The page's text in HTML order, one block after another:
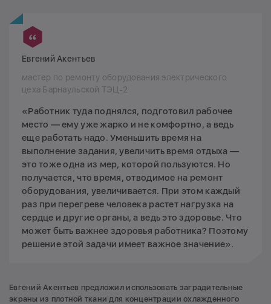
Евгений Акентьев
мастер по ремонту оборудования электрического
цеха Барнаульской ТЭЦ-2
«Работник туда поднялся, подготовил рабочее
место — ему уже жарко и не комфортно, а ведь
еще работать надо. Уменьшить время на
выполнение задания, увеличить время отдыха —
это тоже одна из мер, которой пользуются. Но
получается, что время, отводимое на ремонт
оборудования, увеличивается. При этом каждый
раз при перегреве человека растет нагрузка на
сердце и другие органы, а ведь это здоровье. Что
может быть важнее здоровья работника? Поэтому
решение этой задачи имеет важное значение».
Евгений Акентьев предложил использовать заградительные
экраны из плотной ткани для концентрации охлажденного